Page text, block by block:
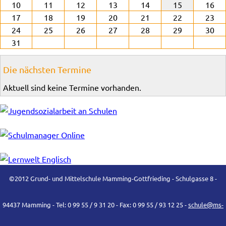
10
11 12 13 14 15
16
17
18 19 20 21 22
23
24
25 26 27 28 29
30
31
Die nächsten Termine
Aktuell sind keine Termine vorhanden.
©2012 Grund- und Mittelschule Mamming-Gottfrieding - Schulgasse 8 -
94437 Mamming - Tel: 0 99 55 / 9 31 20 - Fax: 0 99 55 / 93 12 25 -schule@ms-